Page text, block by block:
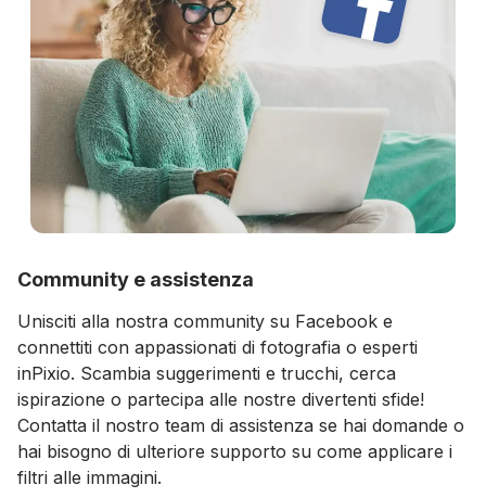
Community e assistenza
Unisciti alla nostra community su Facebook e
connettiti con appassionati di fotografia o esperti
inPixio. Scambia suggerimenti e trucchi, cerca
ispirazione o partecipa alle nostre divertenti sfide!
Contatta il nostro team di assistenza se hai domande o
hai bisogno di ulteriore supporto su come applicare i
filtri alle immagini.